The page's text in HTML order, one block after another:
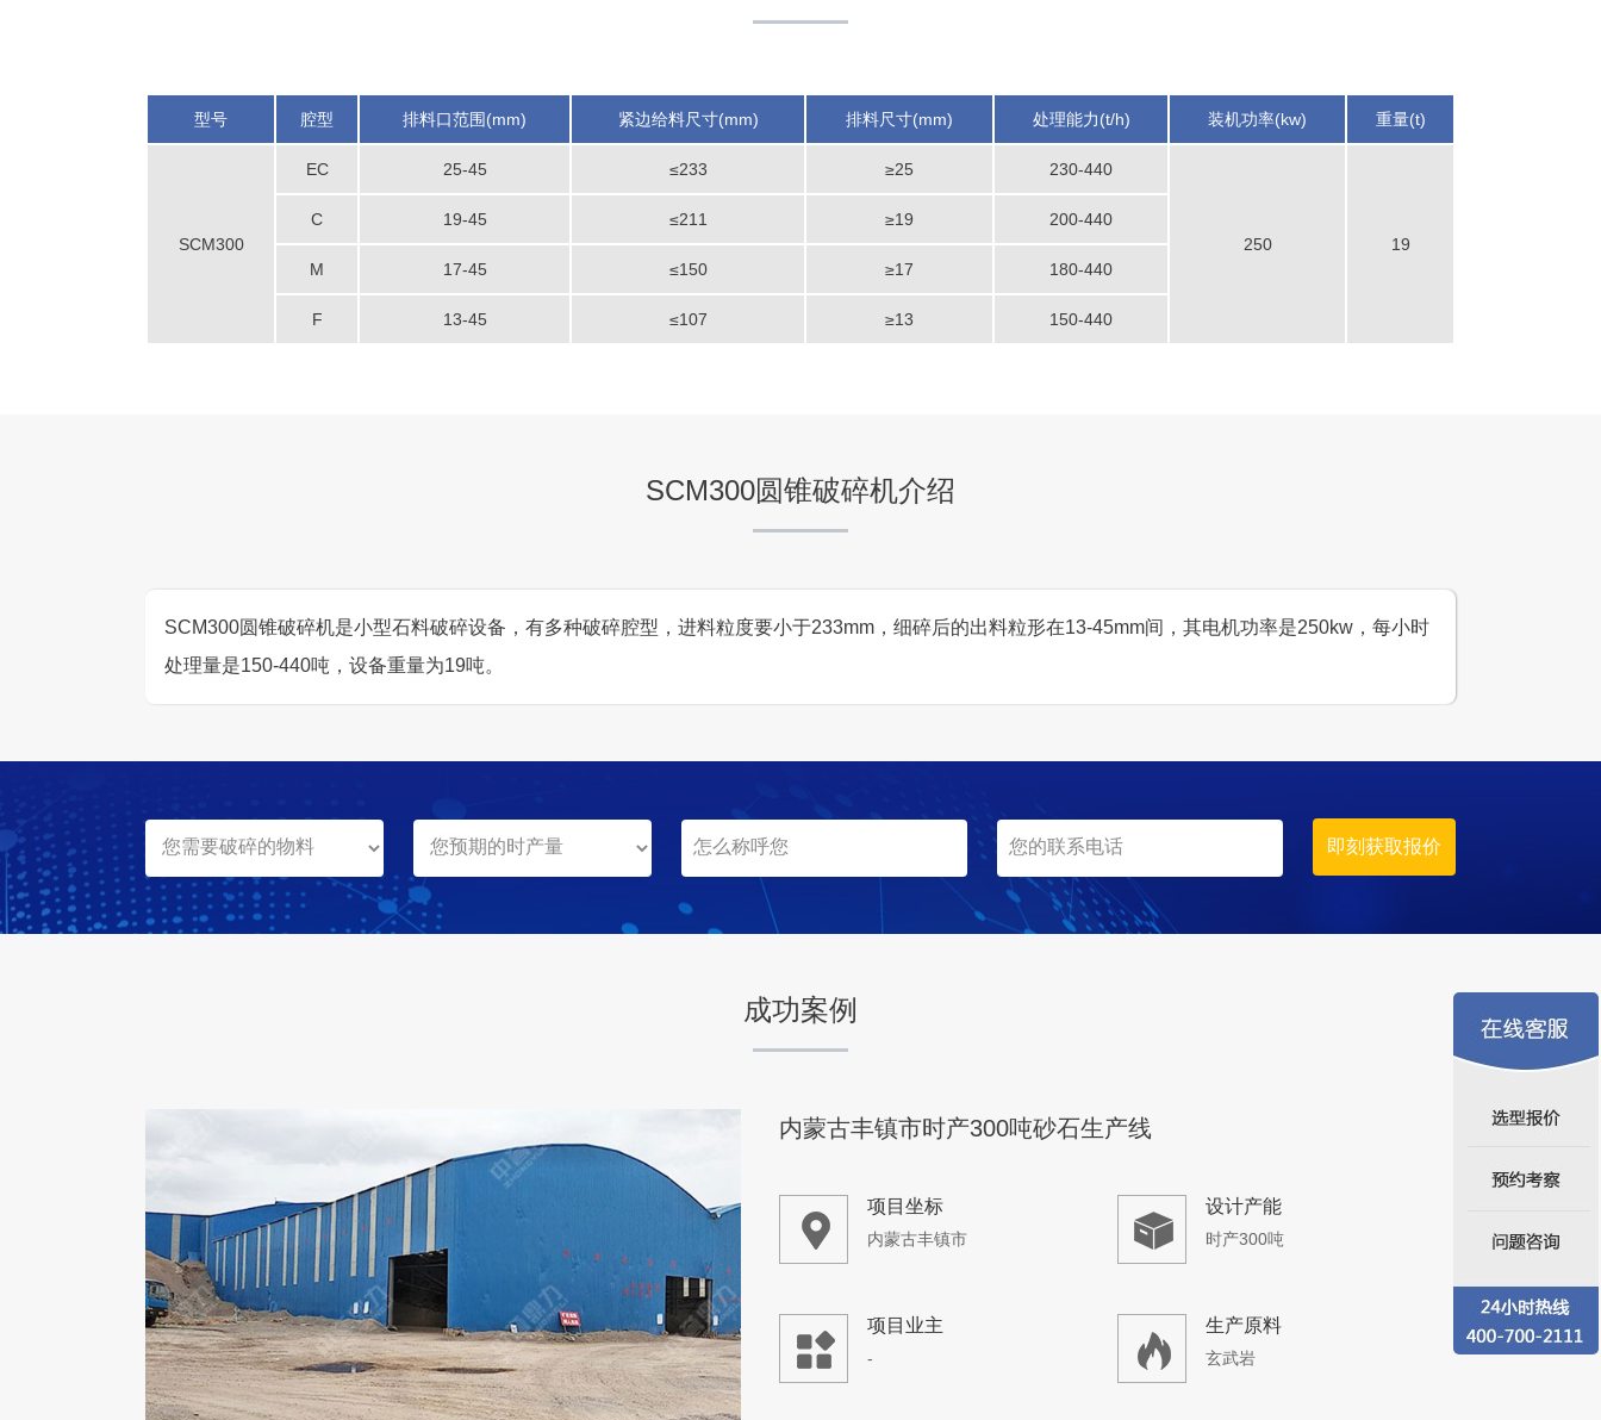
型号 腔型 排料口范围(mm) 紧边给料尺寸(mm) 排料尺寸(mm) 处理能力(t/h) 装机功率(kw) 重量(t)
SCM300
EC 25-45 ≤233 ≥25 230-440
250 19
C 19-45 ≤211 ≥19 200-440
M 17-45 ≤150 ≥17 180-440
F 13-45 ≤107 ≥13 150-440
SCM300圆锥破碎机介绍
SCM300圆锥破碎机是小型石料破碎设备，有多种破碎腔型，进料粒度要小于233mm，细碎后的出料粒形在13-45mm间，其电机功率是250kw，每小时
处理量是150-440吨，设备重量为19吨。
成功案例
贵州时产300吨机制砂生产线
设计产能
咨询该项目执行经理
重庆市彭水同人实业时产500吨石料生产线
项目业主 生产原料
石灰石、青石等当地石料
项目坐标